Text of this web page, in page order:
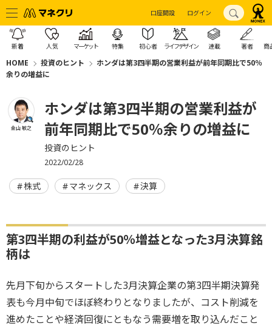
口座開設 ログイン
新着 人気 マーケット 特集 初心者 ライフデザイン 連載 著者 商
HOME 投資のヒント
ホンダは第3四半期の営業利益が前年同期比で50％
余りの増益に
金山 敏之
ホンダは第3四半期の営業利益が
前年同期比で50％余りの増益に
投資のヒント
2022/02/28
株式 マネックス 決算
第3四半期の利益が50％増益となった3月決算銘
柄は
先月下旬からスタートした3月決算企業の第3四半期決算発
表も今月中旬でほぼ終わりとなりましたが、コスト削減を
進めたことや経済回復にともなう需要増を取り込んだこと